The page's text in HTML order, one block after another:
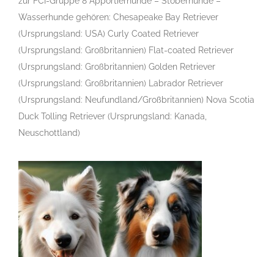
Wasserhunde gehören: Chesapeake Bay Retriever
(Ursprungsland: USA) Curly Coated Retriever
(Ursprungsland: Großbritannien) Flat-coated Retriever
(Ursprungsland: Großbritannien) Golden Retriever
(Ursprungsland: Großbritannien) Labrador Retriever
(Ursprungsland: Neufundland/Großbritannien) Nova Scotia
Duck Tolling Retriever (Ursprungsland: Kanada,
Neuschottland)